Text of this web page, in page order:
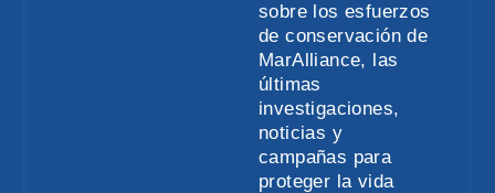
sobre los esfuerzos
de conservación de
MarAlliance, las
últimas
investigaciones,
noticias y
campañas para
proteger la vida